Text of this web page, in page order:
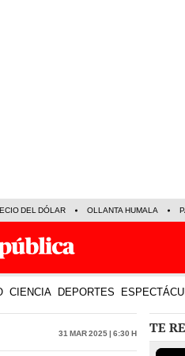
DEL DÓLAR OLLANTA HUMALA
CIENCIA DEPORTES
31 Mar 2025 | 6:30 h TE